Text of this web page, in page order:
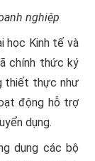
nghiệp
học Kinh tế và
chính thức ký
thiết thực như
động hỗ trợ
dụng.
dụng các bộ